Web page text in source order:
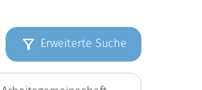
Erweiterte Suche